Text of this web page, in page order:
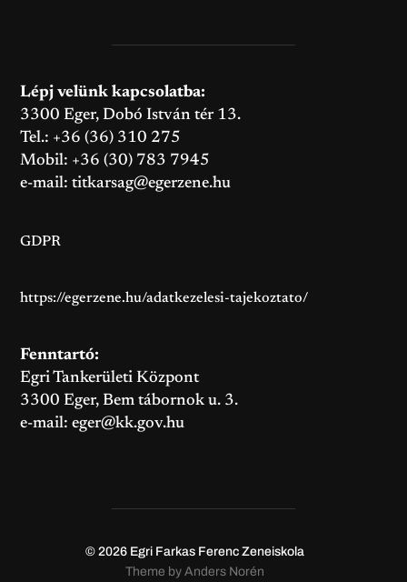
Lépj velünk kapcsolatba:
3300 Eger, Dobó István tér 13.
Tel.: +36 (36) 310 275
Mobil: +36 (30) 783 7945
e-mail:titkarsag@egerzene.hu
GDPR
https://egerzene.hu/adatkezelesi-tajekoztato/
Fenntartó:
Egri Tankerületi Központ
3300 Eger, Bem tábornok u. 3.
e-mail:eger@kk.gov.hu
© 2026 Egri Farkas Ferenc Zeneiskola
Theme by Anders Norén